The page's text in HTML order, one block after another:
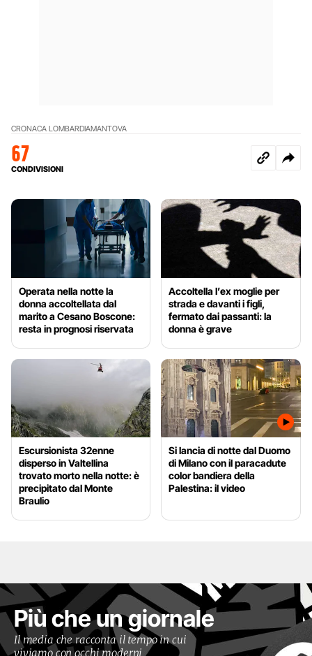
CRONACA LOMBARDIAMANTOVA
67
CONDIVISIONI
Operata nella notte la
donna accoltellata dal
marito a Cesano Boscone:
resta in prognosi riservata
Accoltella l’ex moglie per
strada e davanti i figli,
fermato dai passanti: la
donna è grave
Escursionista 32enne
disperso in Valtellina
trovato morto nella notte: è
precipitato dal Monte
Braulio
Si lancia di notte dal Duomo
di Milano con il paracadute
color bandiera della
Palestina: il video
Più che un giornale
Il media che racconta il tempo in cui
viviamo con occhi moderni